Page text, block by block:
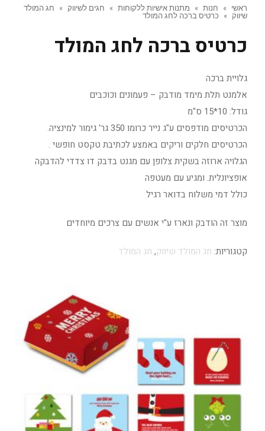
ראשי » חנות » מתנות אישיות ללקוחות » חגים לשיווק »
חג המולד
שיווק » כרטיס ברכה לחג המולד
כרטיס ברכה לחג המולד
גלויית ברכה
אלמנט תלת מימד מודבק – פעמונים וכוכבים
גודל: 10*15 ס"מ
הכרטיסים מודפסים ע"ג נייר כרומו 350 גר' גימור למינציה.
הכרטיסים חלקים וריקים באמצע לכתיבת טקסט חופשי .
הגלויה ארוזה בשקית צלופן עם מגנט בדבק דו צדדי להדבקה
אופציונלית. ומגיע עם מעטפה
כולל דמי משלוח בדואר רגיל
מוצר זה הודבק ונארז ע"י אנשים עם צרכים מיוחדים
קטגוריות: חג המולד שיווק, חג המולד